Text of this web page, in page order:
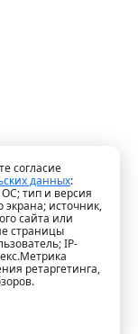
было форме без
согласие
данных:
тип и версия
экрана; источник,
сайта или
страницы
IP-
ретаргетинга,